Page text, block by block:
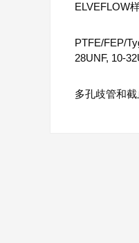
ELVEFLOW
PTFE/FEP/
28UNF, 10-
多孔歧管和截